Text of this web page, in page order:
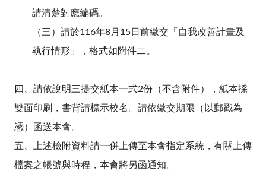
請清楚對應編碼。
（三）請於116年8月15日前繳交「自我改善計畫及
執行情形」，格式如附件二。
四、請依說明三提交紙本一式2份（不含附件），紙本採
雙面印刷，書背請標示校名。請依繳交期限（以郵戳為
憑）函送本會。
五、上述檢附資料請一併上傳至本會指定系統，有關上傳
檔案之帳號與時程，本會將另函通知。